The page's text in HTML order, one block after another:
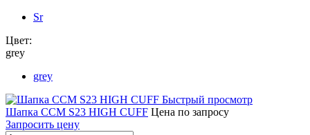
Sr
Цвет:
grey
grey
Быстрый просмотр
Шапка CCM S23 HIGH CUFF Цена по запросу
Запросить цену